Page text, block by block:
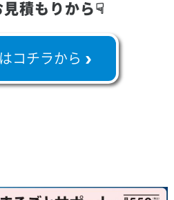
見積もりから☟
コチラから